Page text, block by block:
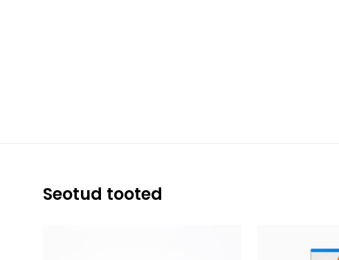
Seotud tooted